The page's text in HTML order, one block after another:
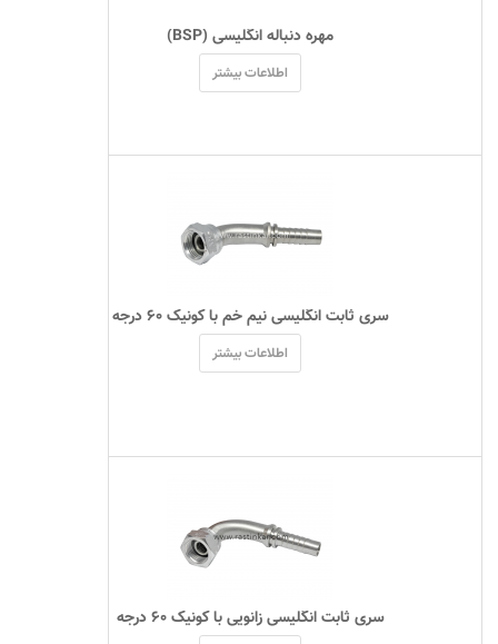
مهره دنباله انگلیسی (BSP)
اطلاعات بیشتر
سری ثابت انگلیسی نیم خم با کونیک ۶۰ درجه
اطلاعات بیشتر
سری ثابت انگلیسی زانویی با کونیک ۶۰ درجه